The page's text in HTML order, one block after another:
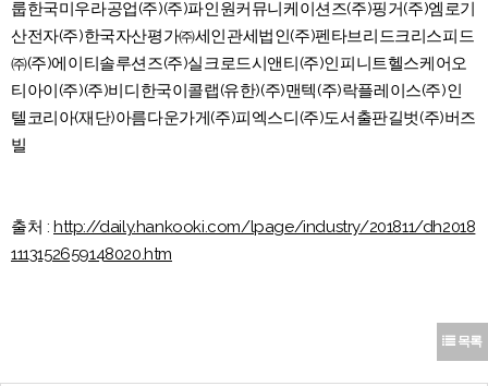
룹한국미우라공업(주)(주)파인원커뮤니케이션즈(주)핑거(주)엠로기
산전자(주)한국자산평가㈜세인관세법인(주)펜타브리드크리스피드
㈜(주)에이티솔루션즈(주)실크로드시앤티(주)인피니트헬스케어오
티아이(주)(주)비디한국이콜랩(유한)(주)맨텍(주)락플레이스(주)인
텔코리아(재단)아름다운가게(주)피엑스디(주)도서출판길벗(주)버즈
빌
출처 : http://daily.hankooki.com/lpage/industry/201811/dh2018
1113152659148020.htm
목록